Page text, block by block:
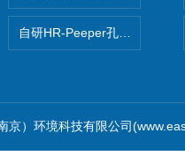
自研HR-Peeper孔隙水采样器
京）环境科技有限公司